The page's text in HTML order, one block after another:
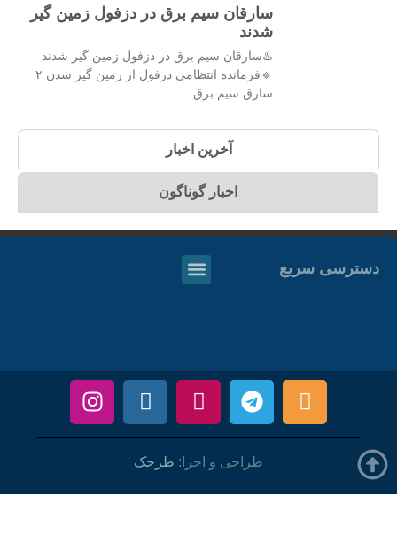
سارقان سیم برق در دزفول زمین گیر
شدند
♨️سارقان سیم برق در دزفول زمین گیر شدند
🔹فرمانده انتظامی دزفول از زمین گیر شدن ۲
سارق سیم برق
آخرین اخبار
اخبار گوناگون
دسترسی سریع
طراحی و اجرا: طرحک